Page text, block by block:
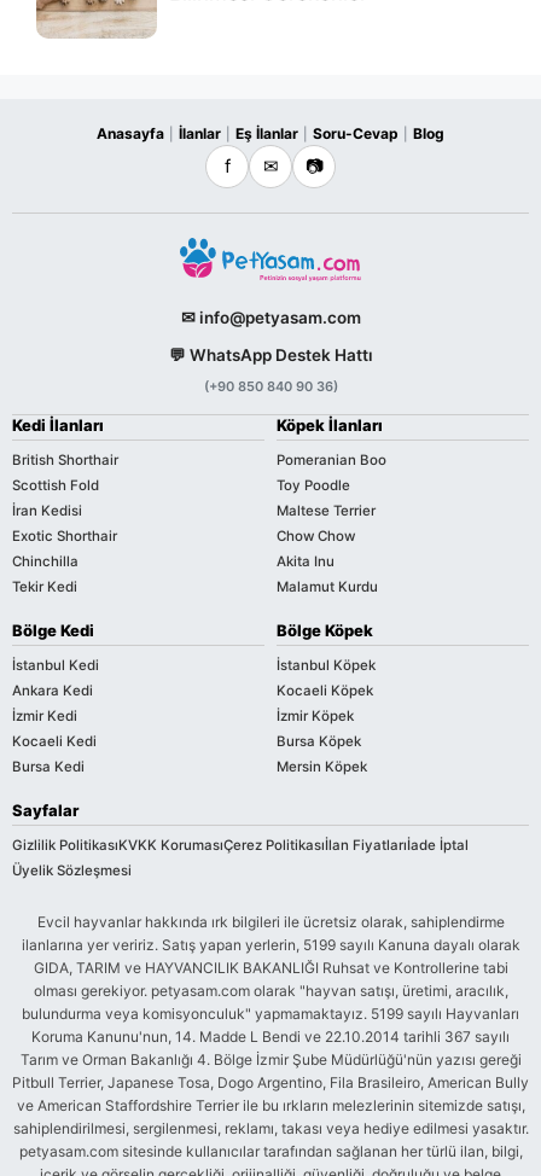
Anasayfa İlanlar Eş İlanlar Soru-Cevap Blog
f ✉ 📷
✉ info@petyasam.com
💬 WhatsApp Destek Hattı
(+90 850 840 90 36)
Kedi İlanları
British Shorthair
Scottish Fold
İran Kedisi
Exotic Shorthair
Chinchilla
Tekir Kedi
Köpek İlanları
Pomeranian Boo
Toy Poodle
Maltese Terrier
Chow Chow
Akita Inu
Malamut Kurdu
Bölge Kedi
İstanbul Kedi
Ankara Kedi
İzmir Kedi
Kocaeli Kedi
Bursa Kedi
Bölge Köpek
İstanbul Köpek
Kocaeli Köpek
İzmir Köpek
Bursa Köpek
Mersin Köpek
Sayfalar
Gizlilik PolitikasıKVKK KorumasıÇerez Politikasıİlan Fiyatlarıİade İptal
Üyelik Sözleşmesi
Evcil hayvanlar hakkında ırk bilgileri ile ücretsiz olarak, sahiplendirme
ilanlarına yer veririz. Satış yapan yerlerin, 5199 sayılı Kanuna dayalı olarak
GIDA, TARIM ve HAYVANCILIK BAKANLIĞI Ruhsat ve Kontrollerine tabi
olması gerekiyor. petyasam.com olarak "hayvan satışı, üretimi, aracılık,
bulundurma veya komisyonculuk" yapmamaktayız. 5199 sayılı Hayvanları
Koruma Kanunu'nun, 14. Madde L Bendi ve 22.10.2014 tarihli 367 sayılı
Tarım ve Orman Bakanlığı 4. Bölge İzmir Şube Müdürlüğü'nün yazısı gereği
Pitbull Terrier, Japanese Tosa, Dogo Argentino, Fila Brasileiro, American Bully
ve American Staffordshire Terrier ile bu ırkların melezlerinin sitemizde satışı,
sahiplendirilmesi, sergilenmesi, reklamı, takası veya hediye edilmesi yasaktır.
petyasam.com sitesinde kullanıcılar tarafından sağlanan her türlü ilan, bilgi,